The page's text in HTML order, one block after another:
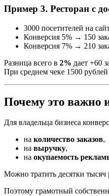
Пример 3. Ресторан с
3000 посетителей на
Конверсия 5% → 150
Конверсия 7% → 210
Разница всего в 2% дает +60
При среднем чеке 1500
Почему это важно
Для владельца бизнеса
на количество заказов,
на выручку,
на окупаемость
Можно тратить десятки тысяч
Поэтому грамотный